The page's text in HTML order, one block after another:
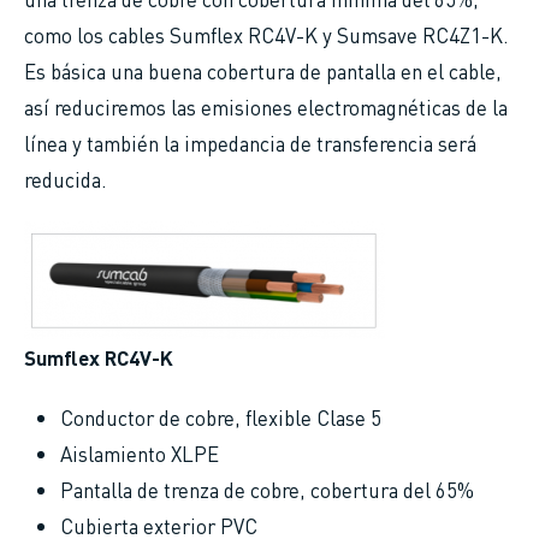
como los cables Sumflex RC4V-K y Sumsave RC4Z1-K.
Es básica una buena cobertura de pantalla en el cable,
así reduciremos las emisiones electromagnéticas de la
línea y también la impedancia de transferencia será
reducida.
Sumflex RC4V-K
Conductor de cobre, flexible Clase 5
Aislamiento XLPE
Pantalla de trenza de cobre, cobertura del 65%
Cubierta exterior PVC